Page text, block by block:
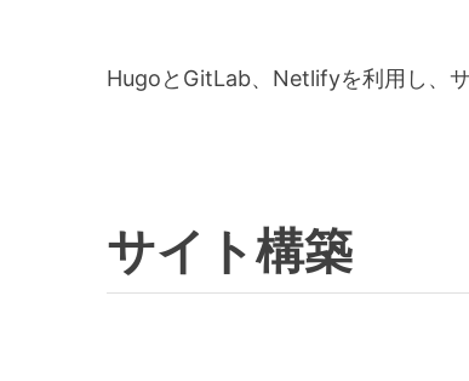
HugoとGitLab、Netlifyを利用し、
サイト構築